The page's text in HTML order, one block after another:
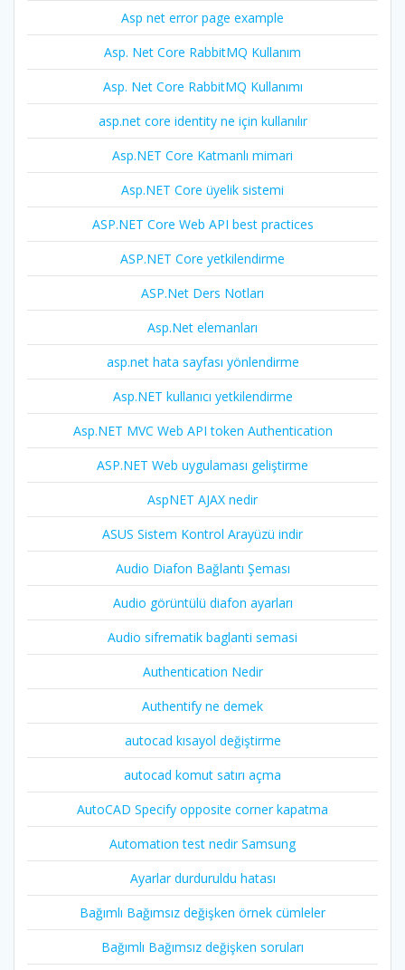
Asp net error page example
Asp. Net Core RabbitMQ Kullanım
Asp. Net Core RabbitMQ Kullanımı
asp.net core identity ne için kullanılır
Asp.NET Core Katmanlı mimari
Asp.NET Core üyelik sistemi
ASP.NET Core Web API best practices
ASP.NET Core yetkilendirme
ASP.Net Ders Notları
Asp.Net elemanları
asp.net hata sayfası yönlendirme
Asp.NET kullanıcı yetkilendirme
Asp.NET MVC Web API token Authentication
ASP.NET Web uygulaması geliştirme
AspNET AJAX nedir
ASUS Sistem Kontrol Arayüzü indir
Audio Diafon Bağlantı Şeması
Audio görüntülü diafon ayarları
Audio sifrematik baglanti semasi
Authentication Nedir
Authentify ne demek
autocad kısayol değiştirme
autocad komut satırı açma
AutoCAD Specify opposite corner kapatma
Automation test nedir Samsung
Ayarlar durduruldu hatası
Bağımlı Bağımsız değişken örnek cümleler
Bağımlı Bağımsız değişken soruları